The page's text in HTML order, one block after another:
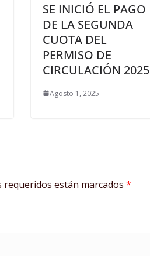
SE INICIÓ EL PAGO
DE LA SEGUNDA
CUOTA DEL
PERMISO DE
CIRCULACIÓN 2025
Agosto 1, 2025
requeridos están marcados *